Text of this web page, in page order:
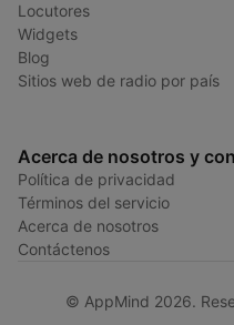
Locutores
Widgets
Blog
Sitios web de radio por país
Acerca de nosotros y
Política de privacidad
Términos del servicio
Acerca de nosotros
Contáctenos
© AppMind 2026.